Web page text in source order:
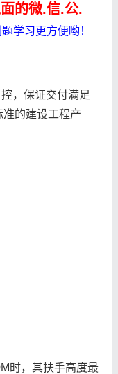
的微.信.公.
学习更方便哟！
，保证交付满足
的建设工程产
时，其扶手高度最